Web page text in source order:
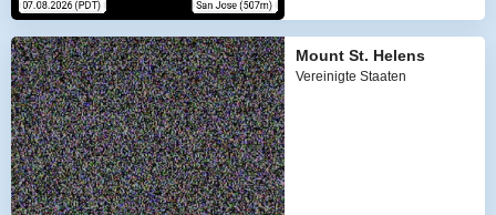
Mount St. Helens
Vereinigte Staaten